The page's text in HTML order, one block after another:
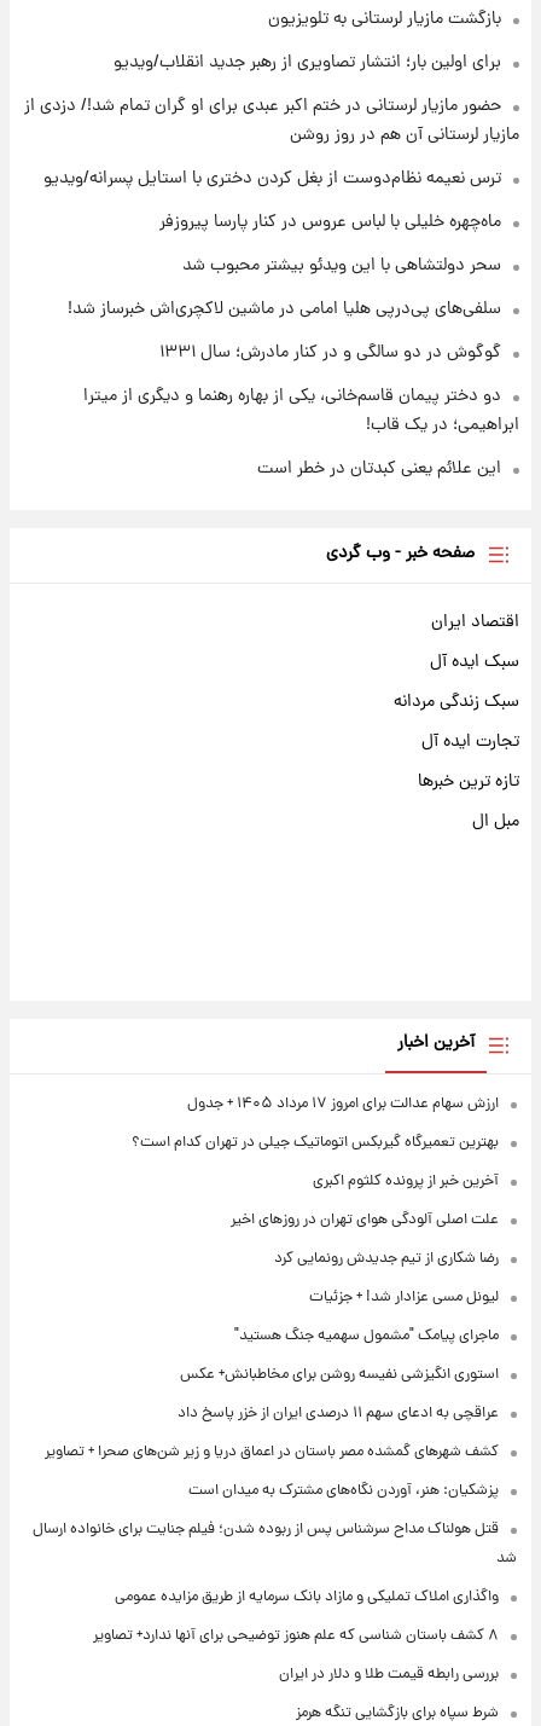
+جدول
قیمت محصولات ایران‌خودرو و سایپا امروز شنبه
۱۷ مرداد ۱۴۰۵
یک پیش ‌بینی مهم برای قیمت دلار، طلا و سکه
بازگشت مازیار لرستانی به تلویزیون
برای اولین بار؛ انتشار تصاویری از رهبر جدید انقلاب/ویدیو
حضور مازیار لرستانی در ختم اکبر عبدی برای او گران تمام شد!/ دزدی از
مازیار لرستانی آن هم در روز روشن
ترس نعیمه نظام‌دوست از بغل کردن دختری با استایل پسرانه/ویدیو
ماه‌چهره خلیلی با لباس عروس در کنار پارسا پیروزفر
سحر دولتشاهی با این ویدئو بیشتر محبوب شد
سلفی‌های پی‌درپی هلیا امامی در ماشین لاکچری‌اش خبرساز شد!
گوگوش در دو سالگی و در کنار مادرش؛ سال ۱۳۳۱
دو دختر پیمان قاسم‌خانی، یکی از بهاره رهنما و دیگری از میترا
ابراهیمی؛ در یک قاب!
این علائم یعنی کبدتان در خطر است
صفحه خبر - وب گردی
اقتصاد ایران
سبک ایده آل
سبک زندگی مردانه
تجارت ایده آل
تازه ترین خبرها
مبل ال
آخرین اخبار
ارزش سهام عدالت برای امروز ۱۷ مرداد ۱۴۰۵ + جدول
بهترین تعمیرگاه گیربکس اتوماتیک جیلی در تهران کدام است؟
آخرین خبر از پرونده کلثوم اکبری
علت اصلی آلودگی هوای تهران در روزهای اخیر
رضا شکاری از تیم جدیدش رونمایی کرد
لیونل مسی عزادار شد! + جزئیات
ماجرای پیامک "مشمول سهمیه جنگ هستید"
استوری انگیزشی نفیسه روشن برای مخاطبانش+ عکس
عراقچی به ادعای سهم ۱۱ درصدی ایران از خزر پاسخ داد
کشف شهرهای گمشده مصر باستان در اعماق دریا و زیر شن‌های صحرا + تصاویر
پزشکیان: هنر، آوردن نگاه‌های مشترک به میدان است
قتل هولناک مداح سرشناس پس از ربوده شدن؛ فیلم جنایت برای خانواده ارسال
شد
واگذاری املاک تملیکی و مازاد بانک سرمایه از طریق مزایده عمومی
۸ کشف باستان شناسی که علم هنوز توضیحی برای آنها ندارد+ تصاویر
بررسی رابطه قیمت طلا و دلار در ایران
شرط سپاه برای بازگشایی تنگه هرمز